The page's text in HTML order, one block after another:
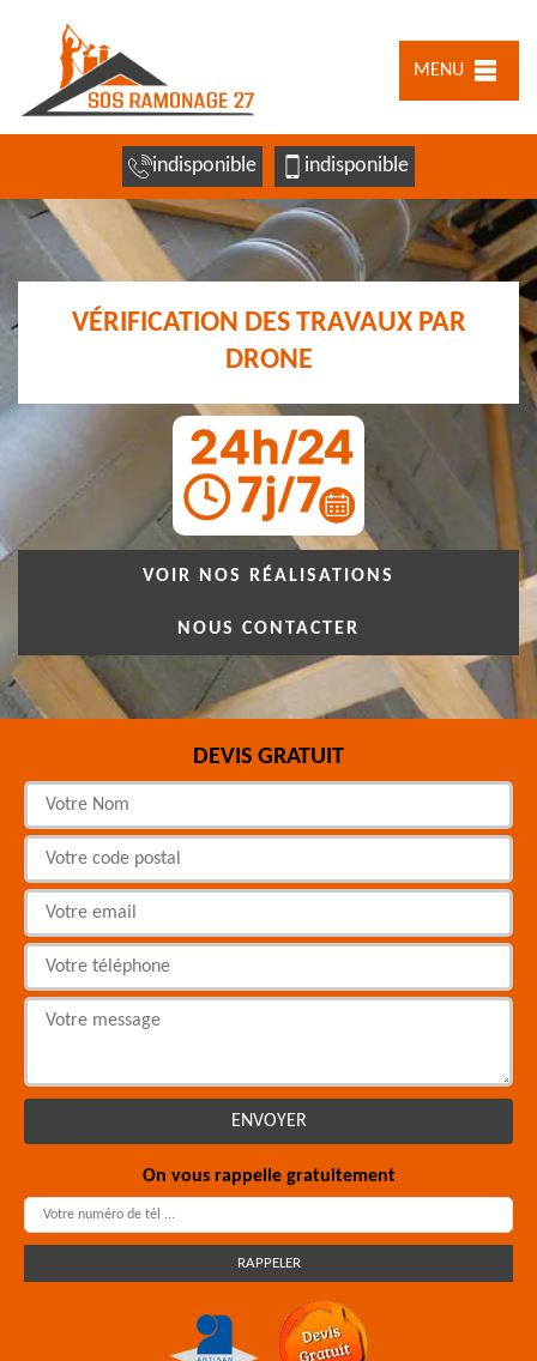
MENU
indisponible indisponible
VÉRIFICATION DES TRAVAUX PAR
DRONE
VOIR NOS RÉALISATIONS
NOUS CONTACTER
DEVIS GRATUIT
On vous rappelle gratuitement